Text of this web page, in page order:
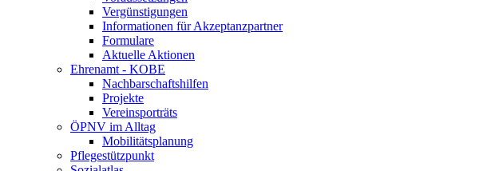
Vergünstigungen
Informationen für Akzeptanzpartner
Formulare
Aktuelle Aktionen
Ehrenamt - KOBE
Nachbarschaftshilfen
Projekte
Vereinsporträts
ÖPNV im Alltag
Mobilitätsplanung
Pflegestützpunkt